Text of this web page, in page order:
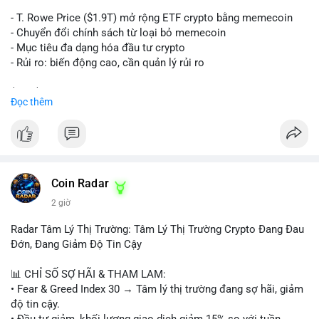
lạnh không kết nối internet, khả năng cao là hành động tích lũy
dài hạn, giảm áp lực bán ngắn hạn. Thời điểm cuối tuần, thanh
khoản mỏng, khiến biến động giá quanh vùng $65,000 có thể
mạnh hơn bình thường khi lệnh này được xác nhận.
Theo dõi xác nhận của giao dịch này. Nếu coin vào sàn giao
đối không sử dụng đòn bẩy cao trong 24 giờ tới khi dòng tiền
#153btc #10triệuusd #chuyểnvílớn
#áplựcbántiềmnăng
- T. Rowe Price ($1.9T) mở rộng ETF crypto bằng memecoin
- Chuyển đổi chính sách từ loại bỏ memecoin
- Mục tiêu đa dạng hóa đầu tư crypto
- Rủi ro: biến động cao, cần quản lý rủi ro
Đọc thêm
Coin Radar
2 giờ
Radar Tâm Lý Thị Trường: Tâm Lý Thị Trường Crypto Đang Đau
Đớn, Đang Giảm Độ Tin Cậy
📊 CHỈ SỐ SỢ HÃI & THAM LAM:
• Fear & Greed Index 30 → Tâm lý thị trường đang sợ hãi, giảm
độ tin cậy.